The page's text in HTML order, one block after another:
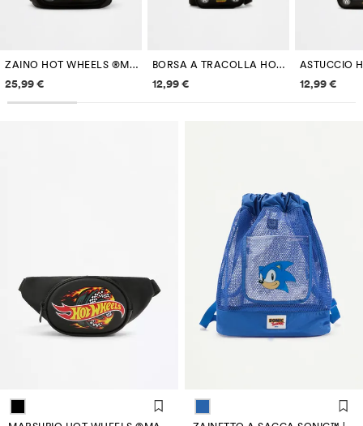
ZAINO HOT WHEELS ®MATTEL
Informazioni sui prezzi
25,99 €
BORSA A TRACOLLA HOT WHEELS ®MATTEL
Informazioni sui prezzi
12,99 € 12,99 €